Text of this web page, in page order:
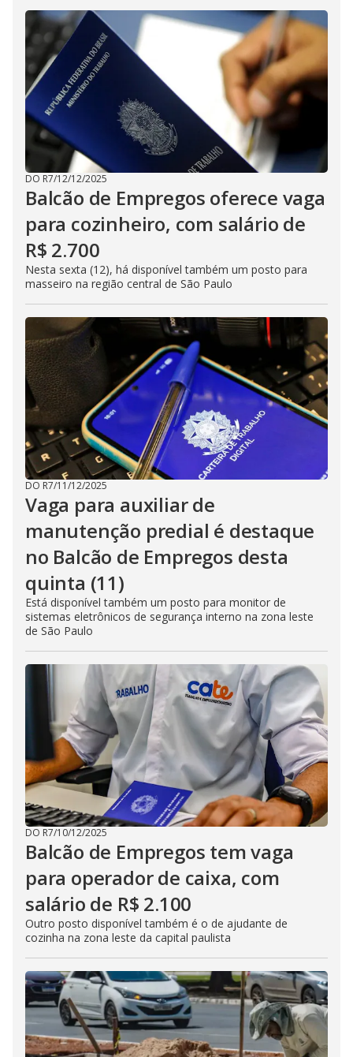
DO R7/12/12/2025
Balcão de Empregos oferece vaga
para cozinheiro, com salário de
R$ 2.700
Nesta sexta (12), há disponível também um posto para
masseiro na região central de São Paulo
DO R7/11/12/2025
Vaga para auxiliar de
manutenção predial é destaque
no Balcão de Empregos desta
quinta (11)
Está disponível também um posto para monitor de
sistemas eletrônicos de segurança interno na zona leste
de São Paulo
DO R7/10/12/2025
Balcão de Empregos tem vaga
para operador de caixa, com
salário de R$ 2.100
Outro posto disponível também é o de ajudante de
cozinha na zona leste da capital paulista